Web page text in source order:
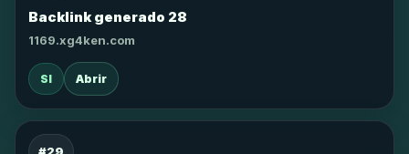
Backlink generado 28
1169.xg4ken.com
SI Abrir